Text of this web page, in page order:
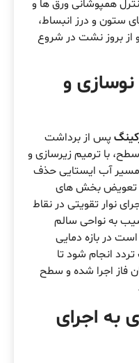
کنترل همپوشانی ورق ها و
ستون و درز انبساط،
از بروز نشت در شروع
نوسازی و
پس از برداشت
با ترمیم زیرسازی و
مسیر آب ایستایی حذف
تعویض بخش های
نوار تقویتی در نقاط
به نواحی سالم
در بازه دمایی
انجام شود تا
فاز اجرا شده و سطح
به اجرای